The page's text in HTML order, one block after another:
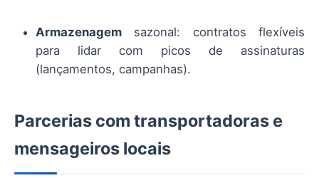
Armazenagem sazonal: contratos flexíveis
para lidar com picos de assinaturas
(lançamentos, campanhas).
Parcerias com transportadoras e
mensageiros locais